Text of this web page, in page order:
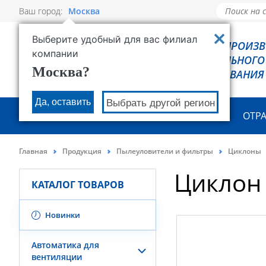
Ваш город: Москва
Выберите удобный для вас филиал
компании
Москва?
Да, оставить Выбрать другой регион
РОВЕН -
ОБОРУДОВАНИЯ
О КОМПАНИИ ПРОДУКЦИЯ
Главная Продукция Пылеуловители и фильтры Циклоны
КАТАЛОГ ТОВАРОВ
Новинки
Автоматика для
вентиляции